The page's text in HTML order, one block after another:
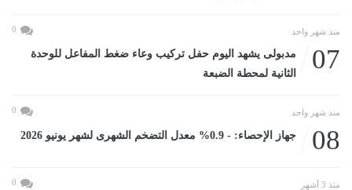
منذ شهر واحد 0
07
مدبولى يشهد اليوم حفل تركيب وعاء ضغط المفاعل للوحدة
الثانية لمحطة الضبعة
منذ شهر واحد 0
08 جهاز الإحصاء: - 0.9% معدل التضخم الشهرى لشهر يونيو 2026
منذ 3 أشهر 0